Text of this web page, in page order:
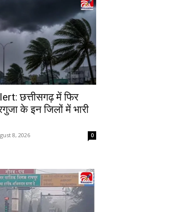
छत्तीसगढ़ में फिर
के इन जिलों में भारी
8, 2026 0